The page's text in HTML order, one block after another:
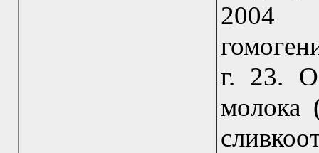
2004
г. 23.
молока